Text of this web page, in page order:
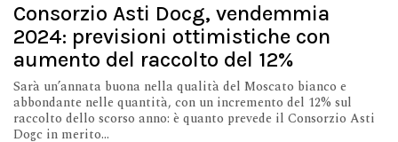
Consorzio Asti Docg, vendemmia
2024: previsioni ottimistiche con
aumento del raccolto del 12%
Sarà un’annata buona nella qualità del Moscato bianco e
abbondante nelle quantità, con un incremento del 12% sul
raccolto dello scorso anno: è quanto prevede il Consorzio Asti
Dogc in merito...